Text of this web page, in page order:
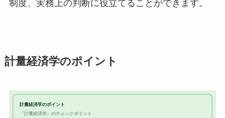
制度、実務上の判断に役立てることができます。
計量経済学のポイント
計量経済学のポイント
『計量経済学』のチェックポイント